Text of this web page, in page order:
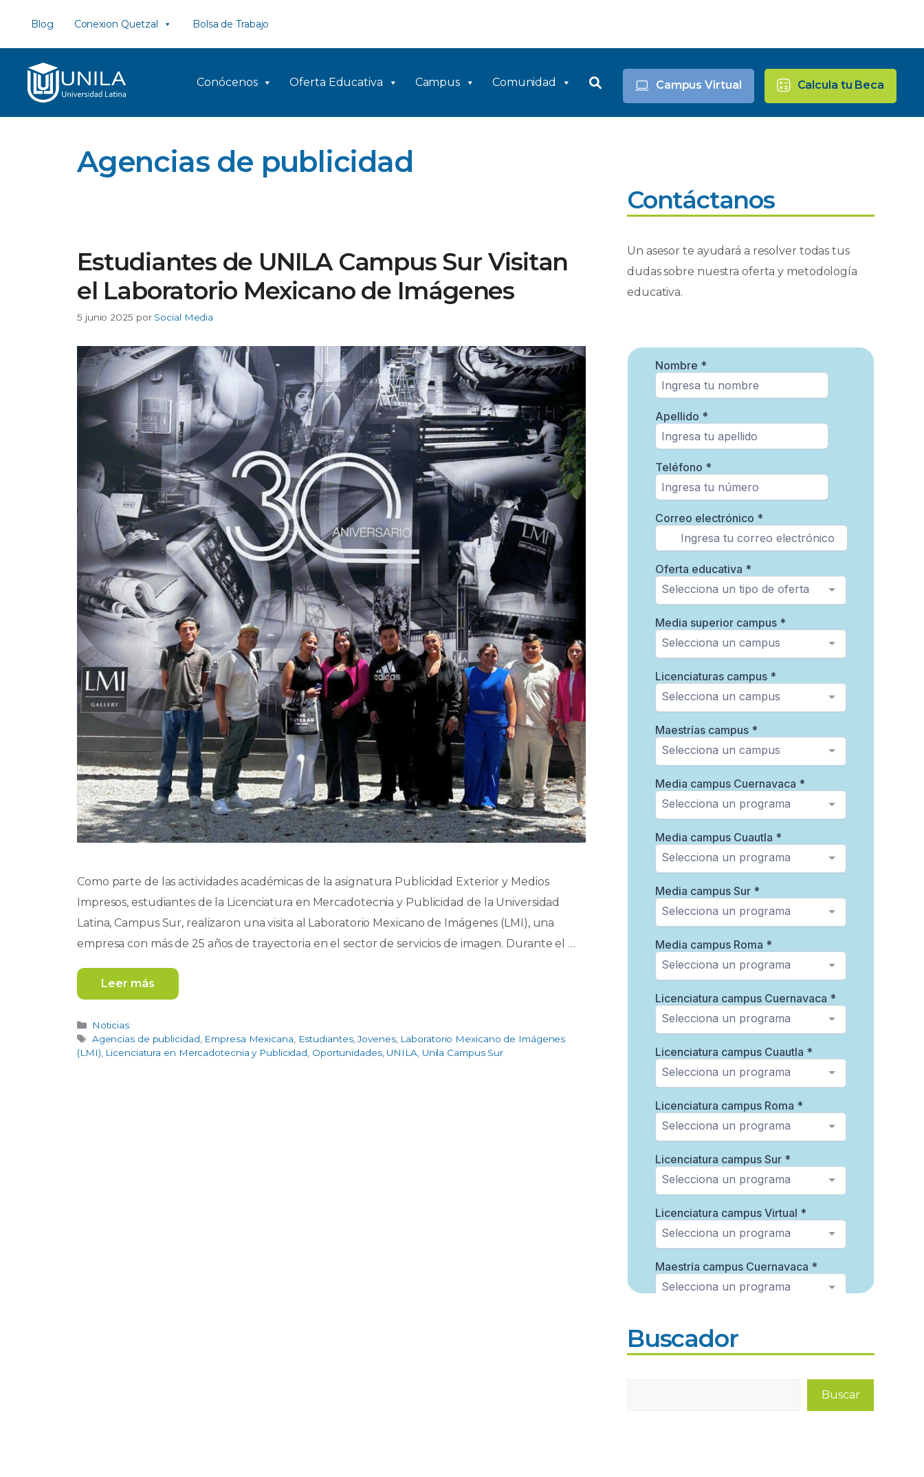
contenido
Blog Conexion Quetzal Bolsa de Trabajo
Conócenos Oferta Educativa Campus Comunidad Campus Virtual Calcula tu Beca
Agencias de publicidad
Estudiantes de UNILA Campus Sur Visitan
el Laboratorio Mexicano de Imágenes
5 junio 2025 por Social Media
Como parte de las actividades académicas de la asignatura Publicidad Exterior y Medios
Impresos, estudiantes de la Licenciatura en Mercadotecnia y Publicidad de la Universidad
Latina, Campus Sur, realizaron una visita al Laboratorio Mexicano de Imágenes (LMI), una
empresa con más de 25 años de trayectoria en el sector de servicios de imagen. Durante el …
Leer más
Categorías
Noticias
Etiquetas
Agencias de publicidad Empresa Mexicana Estudiantes,Jovenes, Laboratorio Mexicano de Imágenes
(LMI) Licenciatura en Mercadotecnia y Publicidad Oportunidades, UNILA Unila Campus Sur
Contáctanos
Un asesor te ayudará a resolver todas tus
dudas sobre nuestra oferta y metodología
educativa.
Buscador
Buscar